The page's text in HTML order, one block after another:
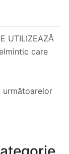
UTILIZEAZĂ
care
următoarelor